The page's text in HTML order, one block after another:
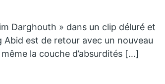
Darghouth » dans un clip déluré et
Abid est de retour avec un nouveau
la couche d’absurdités […]